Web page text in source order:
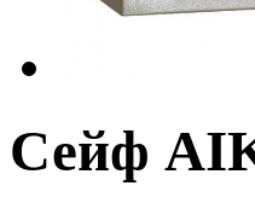
Сейф